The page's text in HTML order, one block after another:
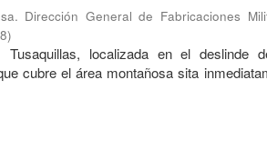
Dirección General de Fabricaciones
)
localizada en el deslinde
cubre el área montañosa sita